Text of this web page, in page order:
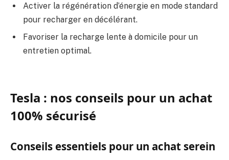
Activer la régénération d’énergie en mode standard
pour recharger en décélérant.
Favoriser la recharge lente à domicile pour un
entretien optimal.
Tesla : nos conseils pour un achat
100% sécurisé
Conseils essentiels pour un achat serein